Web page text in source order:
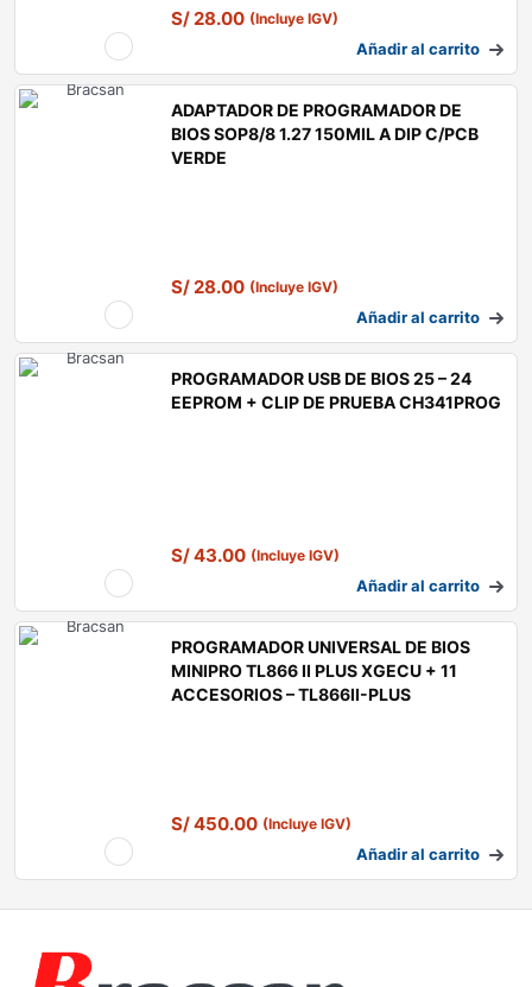
S/28.00 (Incluye IGV)
Añadir al carrito
ADAPTADOR DE PROGRAMADOR DE
BIOS SOP8/8 1.27 150MIL A DIP C/PCB
VERDE
S/28.00 (Incluye IGV)
Añadir al carrito
PROGRAMADOR USB DE BIOS 25 – 24
EEPROM + CLIP DE PRUEBA CH341PROG
S/43.00 (Incluye IGV)
Añadir al carrito
PROGRAMADOR UNIVERSAL DE BIOS
MINIPRO TL866 II PLUS XGECU + 11
ACCESORIOS – TL866II-PLUS
S/450.00 (Incluye IGV)
Añadir al carrito